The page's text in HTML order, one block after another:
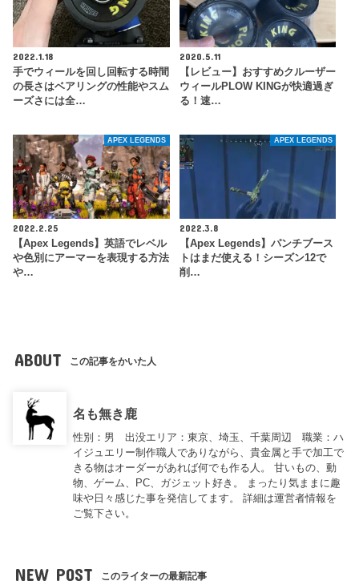
2022.1.18
手でウィールを回し回転する時間
の長さはベアリングの性能やスム
ーズさには全…
2020.5.11
【レビュー】おすすめクルーザー
ウィールPLOW KINGが快適過ぎ
る！速…
APEX LEGENDS
2022.2.25
【Apex Legends】英語でレベル
や色別にアーマーを表現する方法
や…
APEX LEGENDS
2022.3.8
【Apex Legends】パンチブース
トはまだ使える！シーズン12で
削…
ABOUT この記事をかいた人
名も無き鹿
性別：男 出没エリア：東京、埼玉、千葉周辺 職業：ハ
イジュエリー制作職人でありながら、貴金属と手で加工で
きる物はオーダーがあれば何でも作る人。 甘いもの、動
物、ゲーム、PC、ガジェット好き。 まったり気ままに趣
味や日々感じた事を発信してます。 詳細は運営者情報を
ご覧下さい。
NEW POST このライターの最新記事